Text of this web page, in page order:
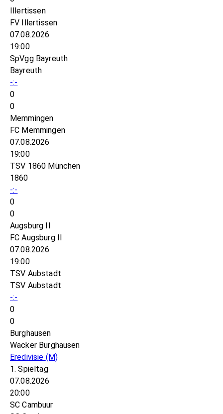
Illertissen
FV Illertissen
07.08.2026
19:00
SpVgg Bayreuth
Bayreuth
-:-
0
0
Memmingen
FC Memmingen
07.08.2026
19:00
TSV 1860 München
1860
-:-
0
0
Augsburg II
FC Augsburg II
07.08.2026
19:00
TSV Aubstadt
TSV Aubstadt
-:-
0
0
Burghausen
Wacker Burghausen
Eredivisie (M)
1. Spieltag
07.08.2026
20:00
SC Cambuur